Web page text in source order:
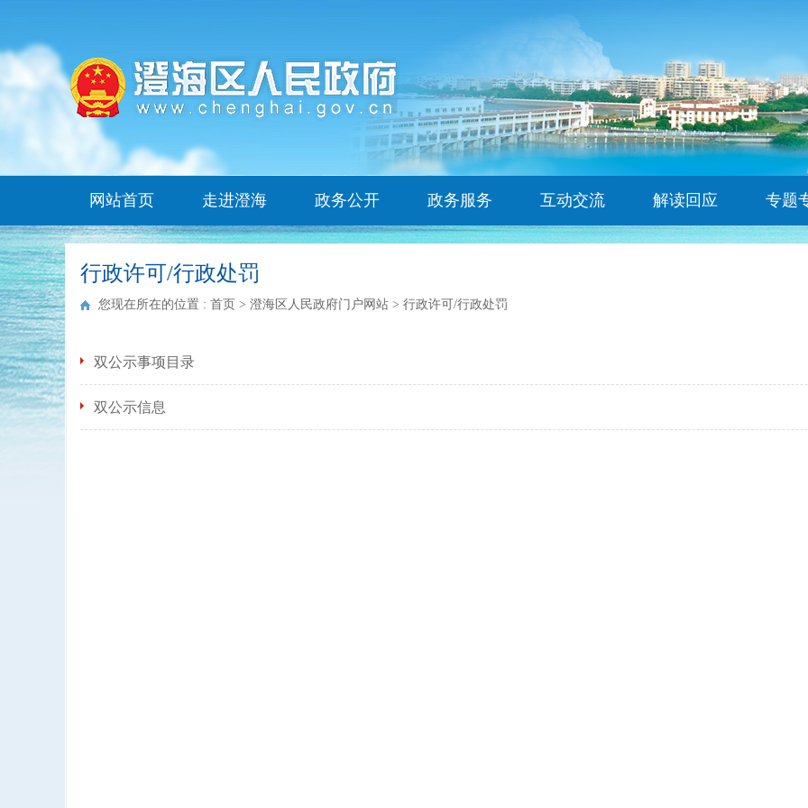
网站首页 走进澄海 政务公开 政务服务 互动交流 解读回应 专题
行政许可/行政处罚
您现在所在的位置 : 首页 > 澄海区人民政府门户网站 > 行政许可/行政处罚
双公示事项目录
双公示信息